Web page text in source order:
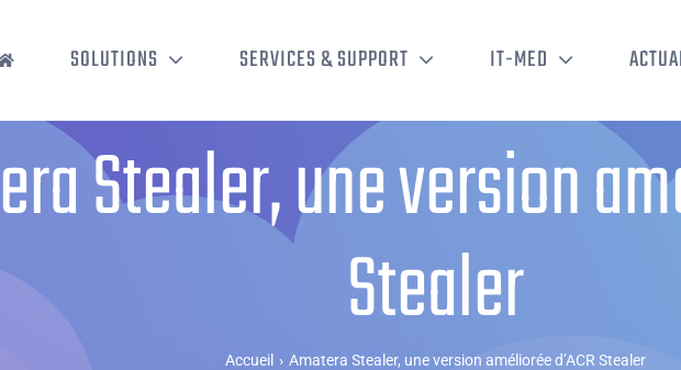
SOLUTIONS SERVICES & SUPPORT IT-MED
Stealer, une version
Stealer
Accueil › Amatera Stealer, une version améliorée d’ACR Stealer